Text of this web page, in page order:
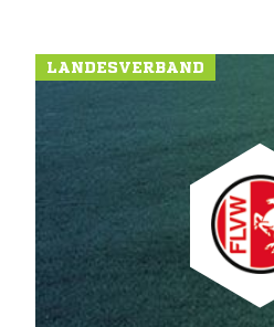
LANDESVERBAND